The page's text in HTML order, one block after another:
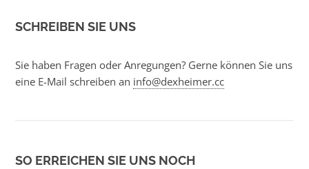
SCHREIBEN SIE UNS
Sie haben Fragen oder Anregungen? Gerne können Sie uns
eine E-Mail schreiben an info@dexheimer.cc
SO ERREICHEN SIE UNS NOCH